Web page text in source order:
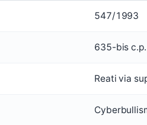
547/1993
635-bis c.p.
Reati via